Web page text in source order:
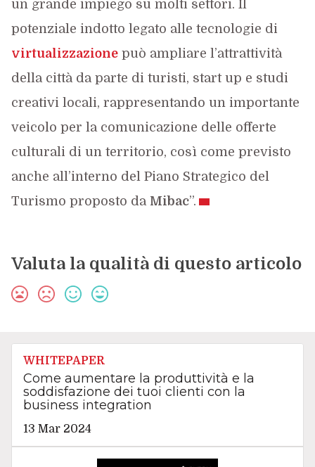
un grande impiego su molti settori. Il
potenziale indotto legato alle tecnologie di
virtualizzazionepuò ampliare l’attrattività
della città da parte di turisti, start up e studi
creativi locali, rappresentando un importante
veicolo per la comunicazione delle offerte
culturali di un territorio, così come previsto
anche all’interno del Piano Strategico del
Turismo proposto da Mibac”.
Valuta la qualità di questo articolo
WHITEPAPER
Come aumentare la produttività e la
soddisfazione dei tuoi clienti con la
business integration
13 Mar 2024